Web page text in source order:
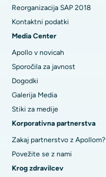
Reorganizacija SAP 2018
Kontaktni podatki
Media Center
Apollo v novicah
Sporočila za javnost
Dogodki
Galerija Media
​​​​​Stiki za medije
Korporativna partnerstva
Zakaj partnerstvo z Apollom?
Povežite se z nami
Krog zdravilcev